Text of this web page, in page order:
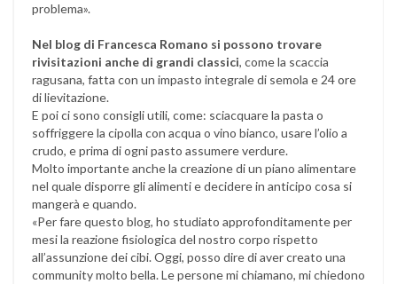
problema».
Nel blog di Francesca Romano si possono trovare
rivisitazioni anche di grandi classici, come la scaccia
ragusana, fatta con un impasto integrale di semola e 24 ore
di lievitazione.
E poi ci sono consigli utili, come: sciacquare la pasta o
soffriggere la cipolla con acqua o vino bianco, usare l’olio a
crudo, e prima di ogni pasto assumere verdure.
Molto importante anche la creazione di un piano alimentare
nel quale disporre gli alimenti e decidere in anticipo cosa si
mangerà e quando.
«Per fare questo blog, ho studiato approfonditamente per
mesi la reazione fisiologica del nostro corpo rispetto
all’assunzione dei cibi. Oggi, posso dire di aver creato una
community molto bella. Le persone mi chiamano, mi chiedono